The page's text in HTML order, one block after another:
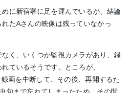
に新宿署に足を運んでいるが、結論
たAさんの映像は残っていなかっ
なく、いくつか監視カメラがあり、録
ているそうです。ところが、
画を中断して、その後、再開するた
旬まで忘れてしまったため、その間